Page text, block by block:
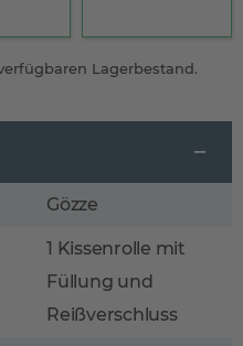
Lagerbestand.
Gözze
1 Kissenrolle mit
Füllung und
Reißverschluss